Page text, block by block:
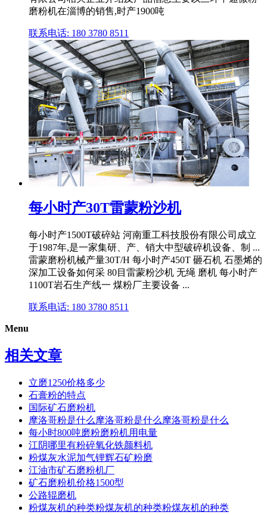
磨粉机在淄博的销售,时产1900吨
联系电话: 180 3780 8511
每小时产30T雷蒙粉沙机
每小时产1500T破碎站 河南重工科技股份有限公司成立
于1987年,是一家集研、产、销大中型破碎机设备、制 ...
雷蒙磨粉机械产量30T/H 每小时产450T 砸石机 石墨烯的
深加工设备如何采 80目雷蒙粉沙机 无绳 磨机 每小时产
1100T岩石生产线一 煤粉厂主要设备 ...
联系电话: 180 3780 8511
Menu
相关文章
立磨1250价格多少
石膏粉的特点
国际矿石磨粉机
摩洛哥粉是什么摩洛哥粉是什么摩洛哥粉是什么
每小时800吨磨粉磨粉机用电量
江阴哪里有粉碎氧化铁颜料机
粉煤灰水泥加气锂辉石矿粉磨
江油市矿石磨粉机厂
矿石磨粉机价格1500型
公路辊磨机
粉煤灰机的种类粉煤灰机的种类粉煤灰机的种类